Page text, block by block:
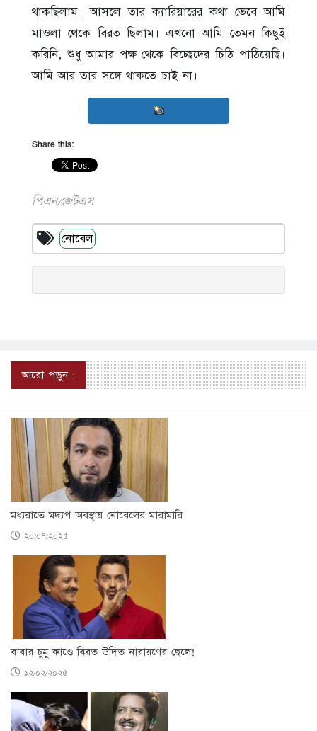
থাকছিলাম। আসলে তার ক্যারিয়ারের কথা ভেবে আমি
মাওলা থেকে বিরত ছিলাম। এখনো আমি তেমন কিছুই
করিনি, শুধু আমার পক্ষ থেকে বিচ্ছেদের চিঠি পাঠিয়েছি।
আমি আর তার সঙ্গে থাকতে চাই না।
Share this:
পিএন/জেটএস
নোবেল
আরো পড়ুন :
মধ্যরাতে মদ্যপ অবস্থায় নোবেলের মারামারি
২০/০৭/২০২৫
বাবার চুমু কাণ্ডে বিব্রত উদিত নারায়ণের ছেলে!
১২/০২/২০২৫